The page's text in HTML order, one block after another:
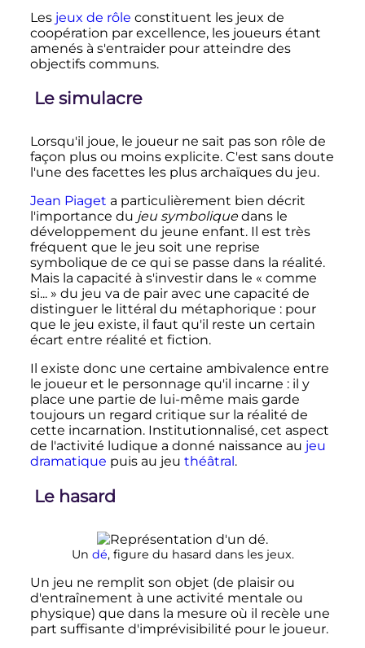
Les jeux de rôle constituent les jeux de
coopération par excellence, les joueurs étant
amenés à s'entraider pour atteindre des
objectifs communs.
Le simulacre
Lorsqu'il joue, le joueur ne sait pas son rôle de
façon plus ou moins explicite. C'est sans doute
l'une des facettes les plus archaïques du jeu.
Jean Piaget a particulièrement bien décrit
l'importance du jeu symboliquedans le
développement du jeune enfant. Il est très
fréquent que le jeu soit une reprise
symbolique de ce qui se passe dans la réalité.
Mais la capacité à s'investir dans le « comme
si... » du jeu va de pair avec une capacité de
distinguer le littéral du métaphorique : pour
que le jeu existe, il faut qu'il reste un certain
écart entre réalité et fiction.
Il existe donc une certaine ambivalence entre
le joueur et le personnage qu'il incarne : il y
place une partie de lui-même mais garde
toujours un regard critique sur la réalité de
cette incarnation. Institutionnalisé, cet aspect
de l'activité ludique a donné naissance au jeu
dramatique puis au jeu théâtral.
Le hasard
Un dé, figure du hasard dans les jeux.
Un jeu ne remplit son objet (de plaisir ou
d'entraînement à une activité mentale ou
physique) que dans la mesure où il recèle une
part suffisante d'imprévisibilité pour le joueur.